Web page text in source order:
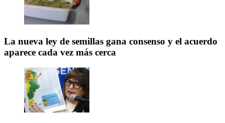
La nueva ley de semillas gana consenso y el acuerdo
aparece cada vez más cerca